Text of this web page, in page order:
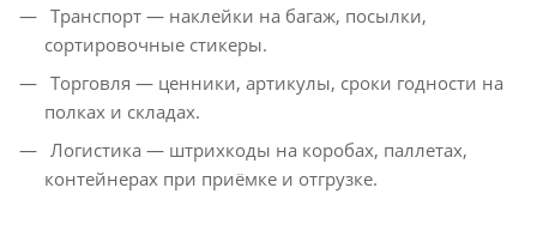
Транспорт — наклейки на багаж, посылки,
сортировочные стикеры.
Торговля — ценники, артикулы, сроки годности на
полках и складах.
Логистика — штрихкоды на коробах, паллетах,
контейнерах при приёмке и отгрузке.